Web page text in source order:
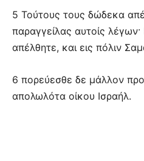
5 Τούτους τους δώδεκα
παραγγείλας αυτοίς
απέλθητε, και εις πόλιν
6 πορεύεσθε δε μάλλον
απολωλότα οίκου Ισραήλ.